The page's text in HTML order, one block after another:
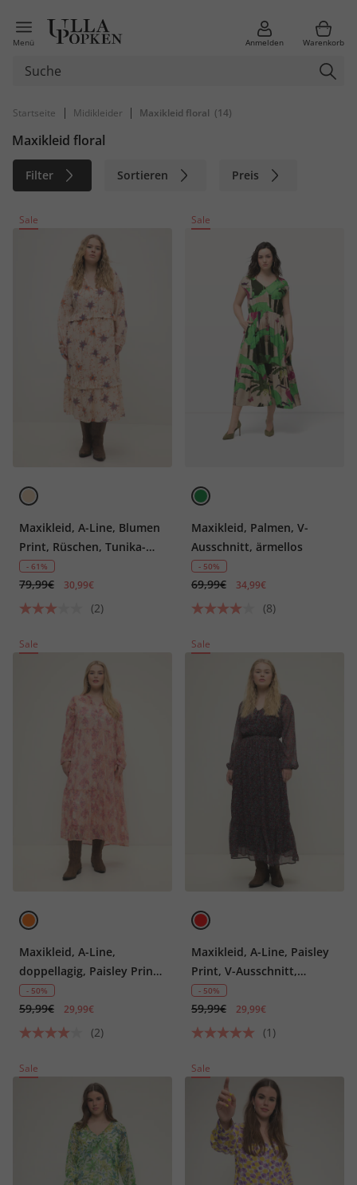
Menü Anmelden Warenkorb
Startseite | Midikleider | Maxikleid floral (14)
Maxikleid floral
Filter Sortieren Preis
Material
Sale
Maxikleid, A-Line, Blumen
Print, Rüschen, Tunika-
Ausschnitt, Langarm
- 61%
79,99€ 30,99€
(2)
Sale
Maxikleid, Palmen, V-
Ausschnitt, ärmellos
- 50%
69,99€ 34,99€
(8)
Sale
Maxikleid, A-Line,
doppellagig, Paisley Print,
Langarm
- 50%
59,99€ 29,99€
(2)
Sale
Maxikleid, A-Line, Paisley
Print, V-Ausschnitt,
elastische Taille, Langarm
- 50%
59,99€ 29,99€
(1)
Sale Sale